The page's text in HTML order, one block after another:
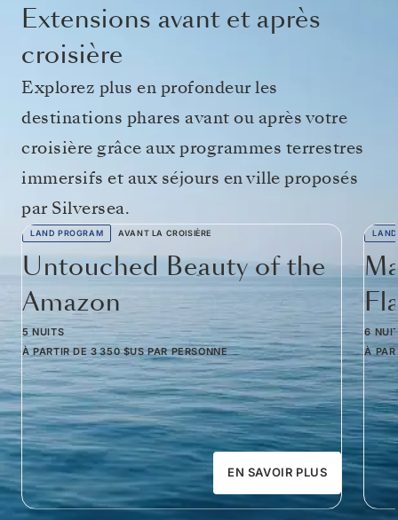
Extensions avant et après
croisière
Explorez plus en profondeur les
destinations phares avant ou après votre
croisière grâce aux programmes terrestres
immersifs et aux séjours en ville proposés
par Silversea.
LAND PROGRAM AVANT LA CROISIÈRE
Untouched Beauty of the
Amazon
5 NUITS
À PARTIR DE 3 350 $US PAR PERSONNE
EN SAVOIR PLUS
6
À